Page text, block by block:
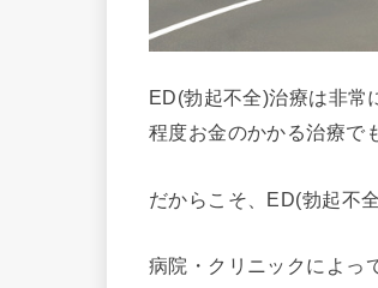
ED(勃起不全)治療は非常
程度お金のかかる治療で
だからこそ、ED(勃起不
病院・クリニックによっ